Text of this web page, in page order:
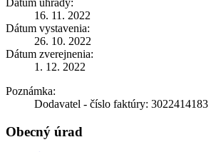
16. 11. 2022
Dátum vystavenia:
26. 10. 2022
Dátum zverejnenia:
1. 12. 2022
Poznámka:
Dodavatel - číslo faktúry: 3022414183
Obecný úrad